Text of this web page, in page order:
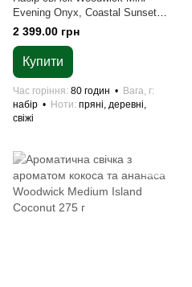
Evening Onyx, Coastal Sunset,
Solar Ylang
2 399.00 грн
Купити
Час горіння 80 годин
Вага, г
набір
Ноти пряні, деревні,
свіжі